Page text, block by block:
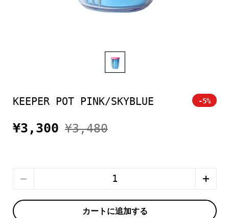
KEEPER POT PINK/SKYBLUE -5%
¥3,300 ¥3,480
数量
カートに追加する